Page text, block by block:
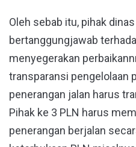
Oleh sebab itu, pihak
bertanggungjawab
menyegerakan
transparansi pengelolaan
penerangan jalan harus
Pihak ke 3 PLN harus
penerangan berjalan